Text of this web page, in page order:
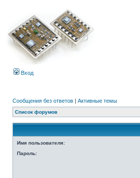
Вход
Сообщения без ответов | Активные темы
Список форумов
Имя пользователя:
Пароль: